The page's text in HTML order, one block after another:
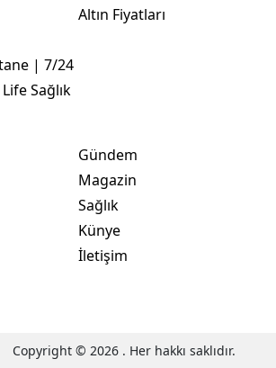
| 7/24
Sağlık
Altın Fiyatları
Gündem
Magazin
Sağlık
Künye
İletişim
Copyright © 2026 . Her hakkı saklıdır.